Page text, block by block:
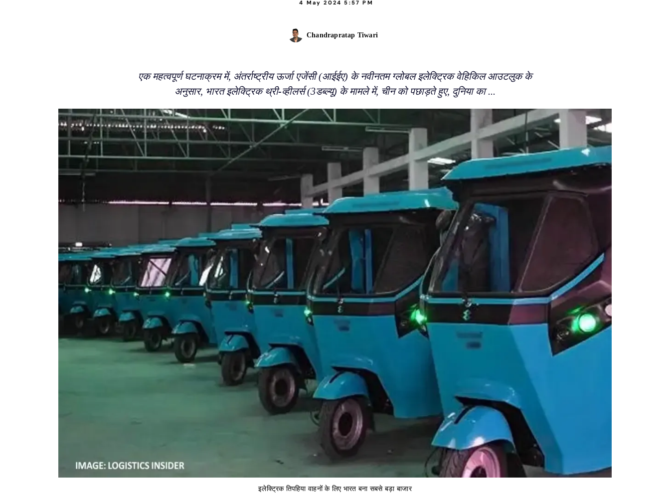
4 May 2024 5:57 PM
Chandrapratap Tiwari
एक महत्वपूर्ण घटनाक्रम में, अंतर्राष्ट्रीय ऊर्जा एजेंसी (आईईए) के नवीनतम ग्लोबल इलेक्ट्रिक वेहिकिल आउटलुक के
अनुसार, भारत इलेक्ट्रिक थ्री-व्हीलर्स (3डब्ल्यू) के मामले में, चीन को पछाड़ते हुए, दुनिया का ...
इलेक्ट्रिक तिपहिया वाहनों के लिए भारत बना सबसे बड़ा बाजार